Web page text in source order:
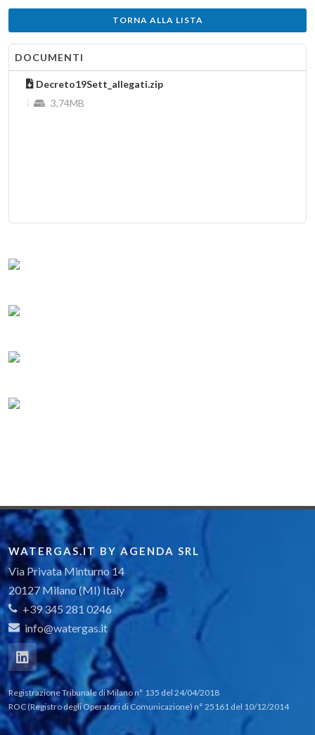
TORNA ALLA LISTA
DOCUMENTI
Decreto19Sett_allegati.zip
3,74MB
WATERGAS.IT BY AGENDA SRL
Via Privata Minturno 14
20127 Milano (MI) Italy
+39 345 281 0246
info@watergas.it
Registrazione Tribunale di Milano n° 135 del 24/04/2018
ROC (Registro degli Operatori di Comunicazione) n° 25161 del 10/12/2014